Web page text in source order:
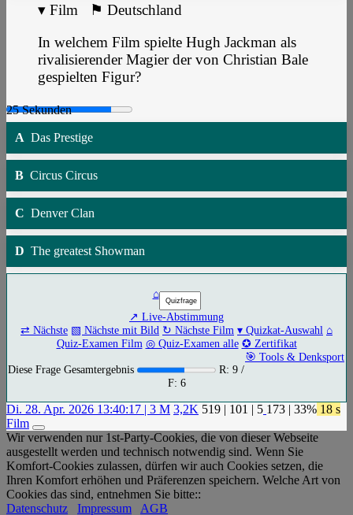
▾ Film ⚑ Deutschland
In welchem Film spielte Hugh Jackman als
rivalisierender Magier der von Christian Bale
gespielten Figur?
A Das Prestige
B Circus Circus
C Denver Clan
D The greatest Showman
⌂
↗ Live-Abstimmung
⇄ Nächste ▧ Nächste mit Bild ↻ Nächste Film ▾ Quizkat-Auswahl ⌂
Quiz-Examen Film ◎ Quiz-Examen alle ✪ Zertifikat
🎯 Tools & Denksport
Diese Frage Gesamtergebnis
R: 9 /
F: 6
Di. 28. Apr. 2026 13:40:17 | 3 M 3,2K 519 | 101 | 5 173 | 33% 18 s
Film
App
Ansicht
Wir verwenden nur 1st-Party-Cookies, die von dieser Webseite
ausgestellt werden und technisch notwendig sind. Wenn Sie
Komfort-Cookies zulassen, dürfen wir auch Cookies setzen, die
Ihren Komfort erhöhen und Präferenzen speichern. Welche Art von
Cookies das sind, entnehmen Sie bitte::
Datenschutz
Impressum AGB